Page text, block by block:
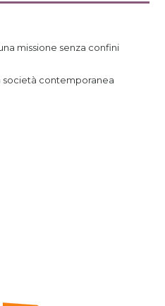
missione senza confini
società contemporanea